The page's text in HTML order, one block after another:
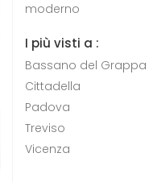
moderno
I più visti a :
Bassano del Grappa
Cittadella
Padova
Treviso
Vicenza